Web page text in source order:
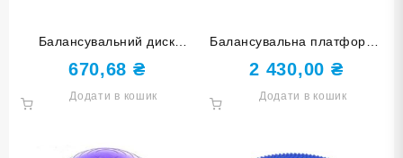
Балансувальний диск
рожевий YJ-O-M-rose red
670,68 ₴
Додати в кошик
Балансувальна платформа
46 см кільця фуксія YJ05-G-
МА
2 430,00 ₴
Додати в кошик